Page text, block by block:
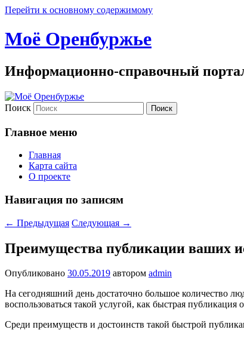
Перейти к основному содержимому
Моё Оренбуржье
Информационно-справочный
Поиск
Главное меню
Главная
Карта сайта
О проекте
Навигация по записям
← Предыдущая Следующая →
Преимущества публикации ваших
Опубликовано 30.05.2019 автором admin
На сегодняшний день достаточно большое количество
воспользоваться такой услугой, как быстрая
Среди преимуществ и достоинств такой быстрой